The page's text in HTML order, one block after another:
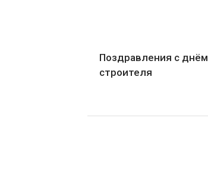
Поздравления с днём
строителя